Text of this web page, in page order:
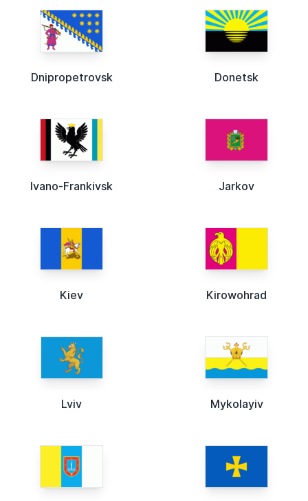
Dnipropetrovsk Donetsk
Ivano-Frankivsk Jarkov
Kiev Kirowohrad
Lviv Mykolayiv